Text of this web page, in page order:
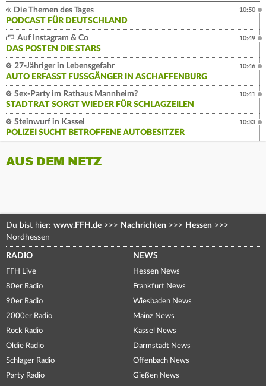
Die Themen des Tages
PODCAST FÜR DEUTSCHLAND
10:50
Auf Instagram & Co
DAS POSTEN DIE STARS
10:49
27-Jähriger in Lebensgefahr
AUTO ERFASST FUSSGÄNGER IN ASCHAFFENBURG
10:46
Sex-Party im Rathaus Mannheim?
STADTRAT SORGT WIEDER FÜR SCHLAGZEILEN
10:41
Steinwurf in Kassel
POLIZEI SUCHT BETROFFENE AUTOBESITZER
10:33
AUS DEM NETZ
Du bist hier: www.FFH.de >>> Nachrichten >>> Hessen >>>
Nordhessen
RADIO
FFH Live
80er Radio
90er Radio
2000er Radio
Rock Radio
Oldie Radio
Schlager Radio
Party Radio
NEWS
Hessen News
Frankfurt News
Wiesbaden News
Mainz News
Kassel News
Darmstadt News
Offenbach News
Gießen News